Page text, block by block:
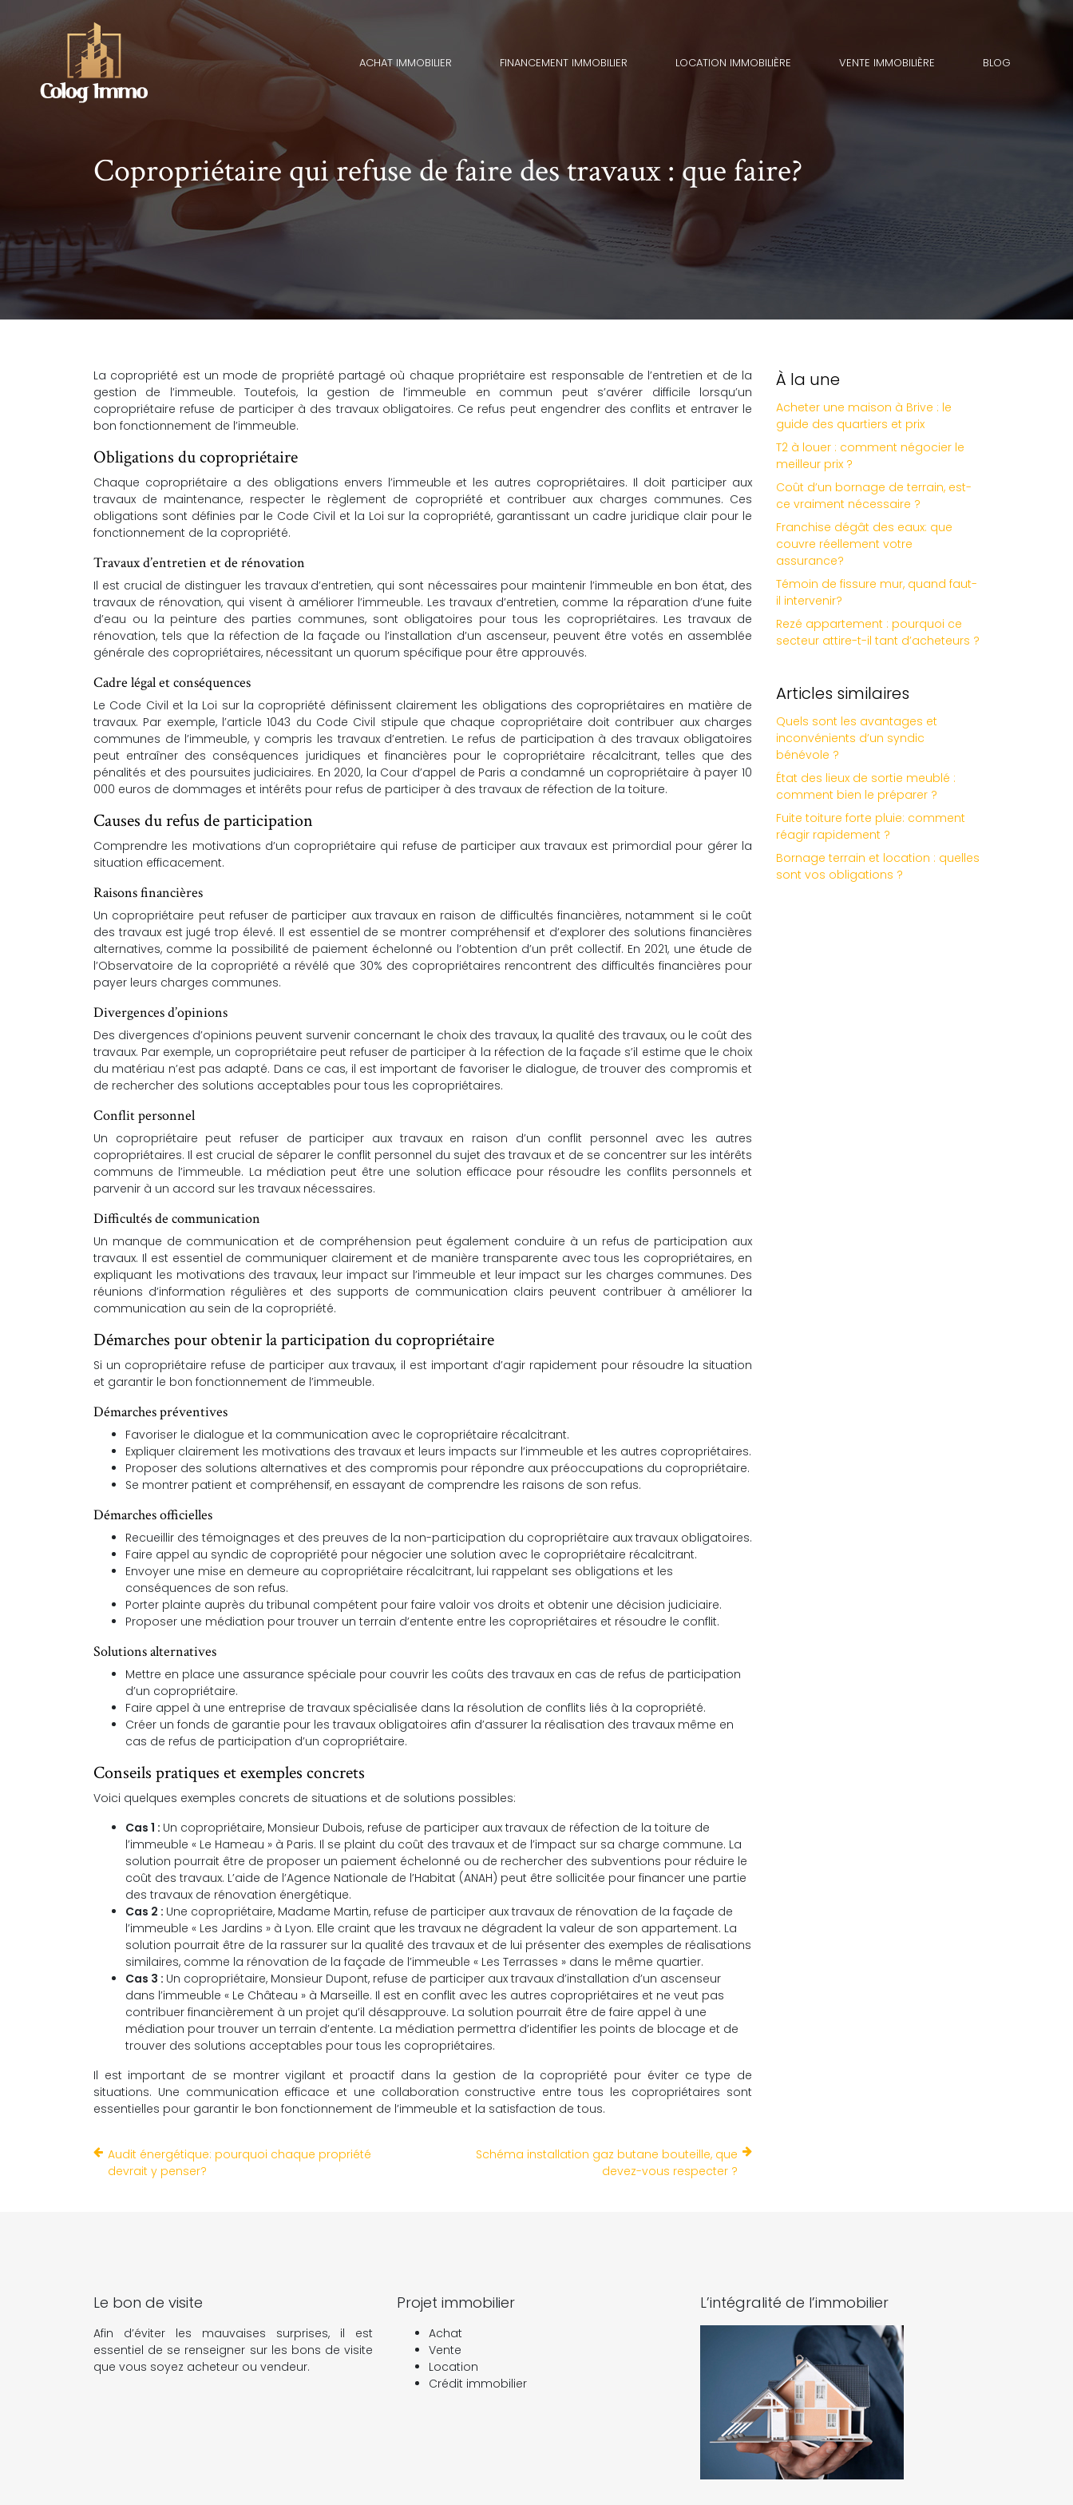
ACHAT IMMOBILIER FINANCEMENT IMMOBILIER LOCATION IMMOBILIÈRE VENTE IMMOBILIÈRE BLOG
Copropriétaire qui refuse de faire des travaux : que faire?
La copropriété est un mode de propriété partagé où chaque propriétaire est responsable de l’entretien et de la
gestion de l’immeuble. Toutefois, la gestion de l’immeuble en commun peut s’avérer difficile lorsqu’un
copropriétaire refuse de participer à des travaux obligatoires. Ce refus peut engendrer des conflits et entraver le
bon fonctionnement de l’immeuble.
Obligations du copropriétaire
Chaque copropriétaire a des obligations envers l’immeuble et les autres copropriétaires. Il doit participer aux
travaux de maintenance, respecter le règlement de copropriété et contribuer aux charges communes. Ces
obligations sont définies par le Code Civil et la Loi sur la copropriété, garantissant un cadre juridique clair pour le
fonctionnement de la copropriété.
Travaux d’entretien et de rénovation
Il est crucial de distinguer les travaux d’entretien, qui sont nécessaires pour maintenir l’immeuble en bon état, des
travaux de rénovation, qui visent à améliorer l’immeuble. Les travaux d’entretien, comme la réparation d’une fuite
d’eau ou la peinture des parties communes, sont obligatoires pour tous les copropriétaires. Les travaux de
rénovation, tels que la réfection de la façade ou l’installation d’un ascenseur, peuvent être votés en assemblée
générale des copropriétaires, nécessitant un quorum spécifique pour être approuvés.
Cadre légal et conséquences
Le Code Civil et la Loi sur la copropriété définissent clairement les obligations des copropriétaires en matière de
travaux. Par exemple, l’article 1043 du Code Civil stipule que chaque copropriétaire doit contribuer aux charges
communes de l’immeuble, y compris les travaux d’entretien. Le refus de participation à des travaux obligatoires
peut entraîner des conséquences juridiques et financières pour le copropriétaire récalcitrant, telles que des
pénalités et des poursuites judiciaires. En 2020, la Cour d’appel de Paris a condamné un copropriétaire à payer 10
000 euros de dommages et intérêts pour refus de participer à des travaux de réfection de la toiture.
Causes du refus de participation
Comprendre les motivations d’un copropriétaire qui refuse de participer aux travaux est primordial pour gérer la
situation efficacement.
Raisons financières
Un copropriétaire peut refuser de participer aux travaux en raison de difficultés financières, notamment si le coût
des travaux est jugé trop élevé. Il est essentiel de se montrer compréhensif et d’explorer des solutions financières
alternatives, comme la possibilité de paiement échelonné ou l’obtention d’un prêt collectif. En 2021, une étude de
l’Observatoire de la copropriété a révélé que 30% des copropriétaires rencontrent des difficultés financières pour
payer leurs charges communes.
Divergences d’opinions
Des divergences d’opinions peuvent survenir concernant le choix des travaux, la qualité des travaux, ou le coût des
travaux. Par exemple, un copropriétaire peut refuser de participer à la réfection de la façade s’il estime que le choix
du matériau n’est pas adapté. Dans ce cas, il est important de favoriser le dialogue, de trouver des compromis et
de rechercher des solutions acceptables pour tous les copropriétaires.
Conflit personnel
Un copropriétaire peut refuser de participer aux travaux en raison d’un conflit personnel avec les autres
copropriétaires. Il est crucial de séparer le conflit personnel du sujet des travaux et de se concentrer sur les intérêts
communs de l’immeuble. La médiation peut être une solution efficace pour résoudre les conflits personnels et
parvenir à un accord sur les travaux nécessaires.
Difficultés de communication
Un manque de communication et de compréhension peut également conduire à un refus de participation aux
travaux. Il est essentiel de communiquer clairement et de manière transparente avec tous les copropriétaires, en
expliquant les motivations des travaux, leur impact sur l’immeuble et leur impact sur les charges communes. Des
réunions d’information régulières et des supports de communication clairs peuvent contribuer à améliorer la
communication au sein de la copropriété.
Démarches pour obtenir la participation du copropriétaire
Si un copropriétaire refuse de participer aux travaux, il est important d’agir rapidement pour résoudre la situation
et garantir le bon fonctionnement de l’immeuble.
Démarches préventives
Favoriser le dialogue et la communication avec le copropriétaire récalcitrant.
Expliquer clairement les motivations des travaux et leurs impacts sur l’immeuble et les autres copropriétaires.
Proposer des solutions alternatives et des compromis pour répondre aux préoccupations du copropriétaire.
Se montrer patient et compréhensif, en essayant de comprendre les raisons de son refus.
Démarches officielles
Recueillir des témoignages et des preuves de la non-participation du copropriétaire aux travaux obligatoires.
Faire appel au syndic de copropriété pour négocier une solution avec le copropriétaire récalcitrant.
Envoyer une mise en demeure au copropriétaire récalcitrant, lui rappelant ses obligations et les
conséquences de son refus.
Porter plainte auprès du tribunal compétent pour faire valoir vos droits et obtenir une décision judiciaire.
Proposer une médiation pour trouver un terrain d’entente entre les copropriétaires et résoudre le conflit.
Solutions alternatives
Mettre en place une assurance spéciale pour couvrir les coûts des travaux en cas de refus de participation
d’un copropriétaire.
Faire appel à une entreprise de travaux spécialisée dans la résolution de conflits liés à la copropriété.
Créer un fonds de garantie pour les travaux obligatoires afin d’assurer la réalisation des travaux même en
cas de refus de participation d’un copropriétaire.
Conseils pratiques et exemples concrets
Voici quelques exemples concrets de situations et de solutions possibles:
Cas 1 : Un copropriétaire, Monsieur Dubois, refuse de participer aux travaux de réfection de la toiture de
l’immeuble « Le Hameau » à Paris. Il se plaint du coût des travaux et de l’impact sur sa charge commune. La
solution pourrait être de proposer un paiement échelonné ou de rechercher des subventions pour réduire le
coût des travaux. L’aide de l’Agence Nationale de l’Habitat (ANAH) peut être sollicitée pour financer une partie
des travaux de rénovation énergétique.
Cas 2 : Une copropriétaire, Madame Martin, refuse de participer aux travaux de rénovation de la façade de
l’immeuble « Les Jardins » à Lyon. Elle craint que les travaux ne dégradent la valeur de son appartement. La
solution pourrait être de la rassurer sur la qualité des travaux et de lui présenter des exemples de réalisations
similaires, comme la rénovation de la façade de l’immeuble « Les Terrasses » dans le même quartier.
Cas 3 : Un copropriétaire, Monsieur Dupont, refuse de participer aux travaux d’installation d’un ascenseur
dans l’immeuble « Le Château » à Marseille. Il est en conflit avec les autres copropriétaires et ne veut pas
contribuer financièrement à un projet qu’il désapprouve. La solution pourrait être de faire appel à une
médiation pour trouver un terrain d’entente. La médiation permettra d’identifier les points de blocage et de
trouver des solutions acceptables pour tous les copropriétaires.
Il est important de se montrer vigilant et proactif dans la gestion de la copropriété pour éviter ce type de
situations. Une communication efficace et une collaboration constructive entre tous les copropriétaires sont
essentielles pour garantir le bon fonctionnement de l’immeuble et la satisfaction de tous.
Audit énergétique: pourquoi chaque propriété
devrait y penser?
Schéma installation gaz butane bouteille, que
devez-vous respecter ?
À la une
Acheter une maison à Brive : le
guide des quartiers et prix
T2 à louer : comment négocier le
meilleur prix ?
Coût d’un bornage de terrain, est-
ce vraiment nécessaire ?
Franchise dégât des eaux: que
couvre réellement votre
assurance?
Témoin de fissure mur, quand faut-
il intervenir?
Rezé appartement : pourquoi ce
secteur attire-t-il tant d’acheteurs ?
Articles similaires
Quels sont les avantages et
inconvénients d’un syndic
bénévole ?
État des lieux de sortie meublé :
comment bien le préparer ?
Fuite toiture forte pluie: comment
réagir rapidement ?
Bornage terrain et location : quelles
sont vos obligations ?
Le bon de visite
Afin d’éviter les mauvaises surprises, il est
essentiel de se renseigner sur les bons de visite
que vous soyez acheteur ou vendeur.
Projet immobilier
Achat
Vente
Location
Crédit immobilier
L’intégralité de l’immobilier